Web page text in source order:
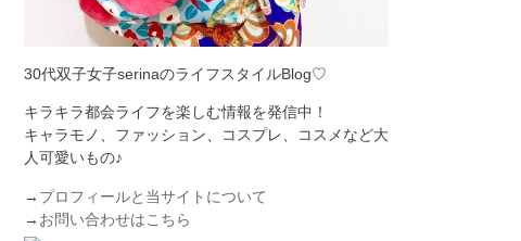
30代双子女子serinaのライフスタイルBlog♡
キラキラ都会ライフを楽しむ情報を発信中！
キャラモノ、ファッション、コスプレ、コスメなど大
人可愛いもの♪
→ プロフィールと当サイトについて
→ お問い合わせはこちら